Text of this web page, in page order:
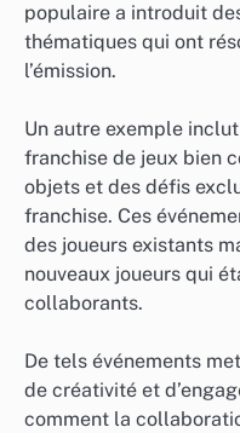
populaire a introduit
thématiques qui ont
l’émission.
Un autre exemple
franchise de jeux bien
objets et des défis
franchise. Ces
des joueurs existants
nouveaux joueurs qui
collaborants.
De tels événements
de créativité et
comment la